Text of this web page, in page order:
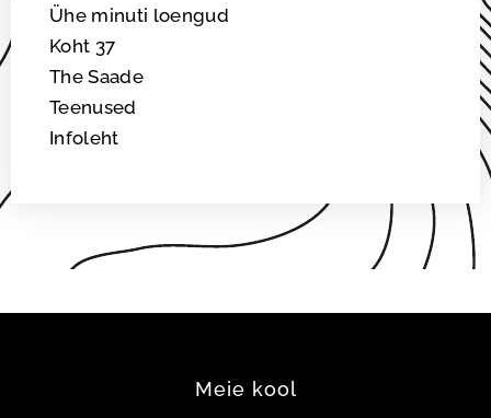
Ühe minuti loengud
Koht 37
The Saade
Teenused
Infoleht
Meie kool